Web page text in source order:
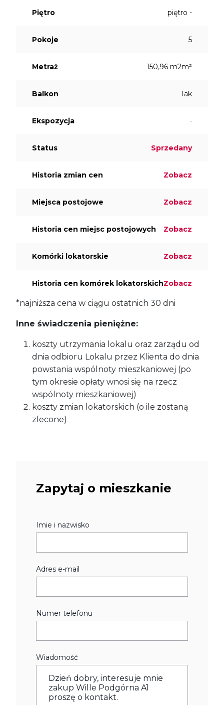
Piętro piętro -
Pokoje 5
Metraż 150,96 m2m²
Balkon Tak
Ekspozycja -
Status Sprzedany
Historia zmian cen Zobacz
Miejsca postojowe Zobacz
Historia cen miejsc postojowych Zobacz
Komórki lokatorskie Zobacz
Historia cen komórek lokatorskichZobacz
*najniższa cena w ciągu ostatnich 30 dni
Inne świadczenia pieniężne:
koszty utrzymania lokalu oraz zarządu od
dnia odbioru Lokalu przez Klienta do dnia
powstania wspólnoty mieszkaniowej (po
tym okresie opłaty wnosi się na rzecz
wspólnoty mieszkaniowej)
koszty zmian lokatorskich (o ile zostaną
zlecone)
Zapytaj o mieszkanie
Imie i nazwisko
Adres e-mail
Numer telefonu
Wiadomość